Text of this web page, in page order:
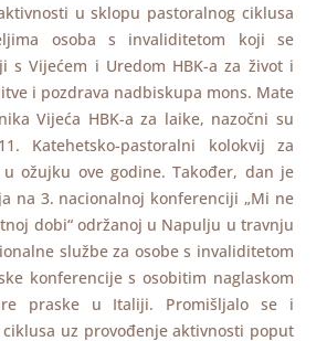
u sklopu pastoralnog ciklusa
osoba s invaliditetom koji se
s Vijećem i Uredom HBK-a za život i
i pozdrava nadbiskupa mons. Mate
Vijeća HBK-a za laike, nazočni su
Katehetsko-pastoralni kolokvij za
ožujku ove godine. Također, dan je
na 3. nacionalnoj konferenciji „Mi ne
dobi“ održanoj u Napulju u travnju
službe za osobe s invaliditetom
konferencije s osobitim naglaskom
praske u Italiji. Promišljalo se i
uz provođenje aktivnosti poput